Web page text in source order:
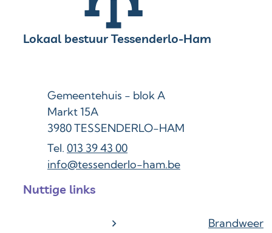
Contact & openingsuren
Lokaal bestuur Tessenderlo-Ham
AdresGemeentehuis - blok A
Markt 15A
,3980TESSENDERLO-HAM
013 39 43 00
E-mailinfo@tessenderlo-ham.be
Nuttige links
Brandweer